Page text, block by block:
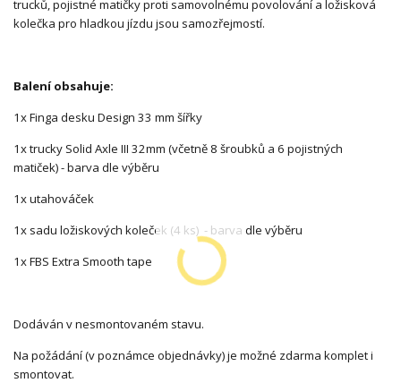
trucků, pojistné matičky proti samovolnému povolování a ložisková
kolečka pro hladkou jízdu jsou samozřejmostí.
Balení obsahuje:
1x Finga desku Design 33 mm šířky
1x trucky Solid Axle III 32mm (včetně 8 šroubků a 6 pojistných
matiček) - barva dle výběru
1x utahováček
1x sadu ložiskových koleček (4 ks) - barva dle výběru
1x FBS Extra Smooth tape
Dodáván v nesmontovaném stavu.
Na požádání (v poznámce objednávky) je možné zdarma komplet i
smontovat.